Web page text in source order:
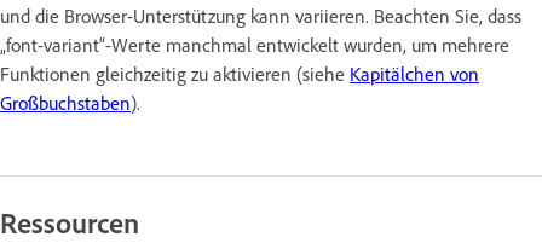
und die Browser-Unterstützung kann variieren. Beachten Sie, dass
„font-variant“-Werte manchmal entwickelt wurden, um mehrere
Funktionen gleichzeitig zu aktivieren (siehe Kapitälchen von
Großbuchstaben).
Ressourcen